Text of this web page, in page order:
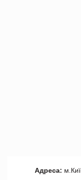
Адреса: